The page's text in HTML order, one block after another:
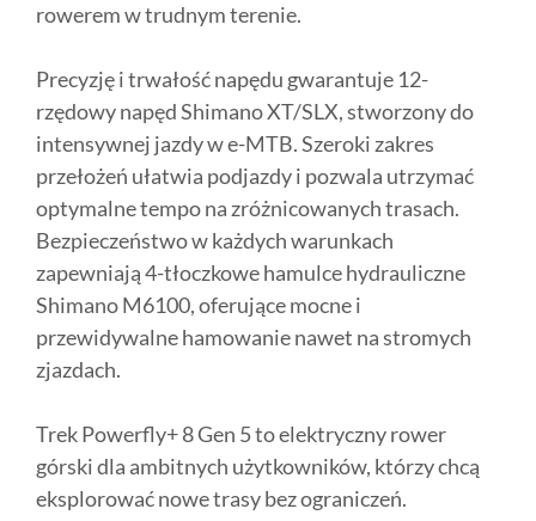
rowerem w trudnym terenie.
Precyzję i trwałość napędu gwarantuje 12-
rzędowy napęd Shimano XT/SLX, stworzony do
intensywnej jazdy w e-MTB. Szeroki zakres
przełożeń ułatwia podjazdy i pozwala utrzymać
optymalne tempo na zróżnicowanych trasach.
Bezpieczeństwo w każdych warunkach
zapewniają 4-tłoczkowe hamulce hydrauliczne
Shimano M6100, oferujące mocne i
przewidywalne hamowanie nawet na stromych
zjazdach.
Trek Powerfly+ 8 Gen 5 to elektryczny rower
górski dla ambitnych użytkowników, którzy chcą
eksplorować nowe trasy bez ograniczeń.